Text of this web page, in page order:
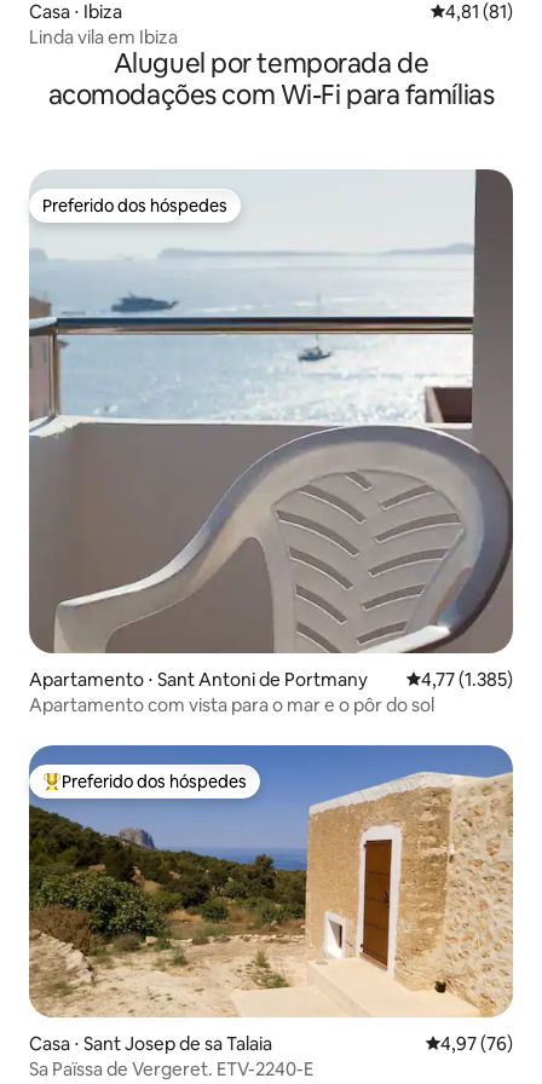
Casa ⋅ Ibiza 4,81 de uma
4,81 (81)
Linda vila em Ibiza
Aluguel por temporada de
acomodações com Wi-Fi para famílias
Preferido dos hóspedes
Preferido dos hóspedes
Apartamento ⋅ Sant Antoni de Portmany 4,77 de uma
4,77 (1.385)
Apartamento com vista para o mar e o pôr do sol
Entre os melhores preferidos dos hóspedes
Preferido dos hóspedes
Casa ⋅ Sant Josep de sa Talaia 4,97 de uma
4,97 (76)
Sa Païssa de Vergeret. ETV-2240-E